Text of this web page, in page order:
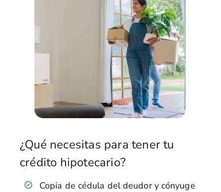
¿Qué necesitas para tener tu
crédito hipotecario?
Copia de cédula del deudor y cónyuge